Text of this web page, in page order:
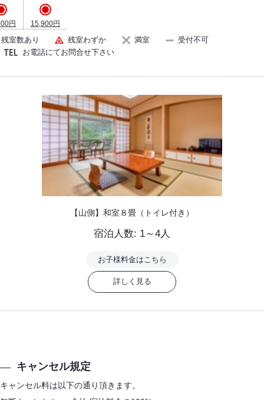
【女湯大浴場】1日のお仕事・旅の疲れを癒してください。
円 15,900円
残室数あり 残室わずか 満室
受付不可
お電話にてお問合せ下さい
【山側】和室８畳（トイレ付き）
宿泊人数: 1～4人
お子様料金はこちら
詳しく見る
キャンセル規定
キャンセル料は以下の通り頂きます。